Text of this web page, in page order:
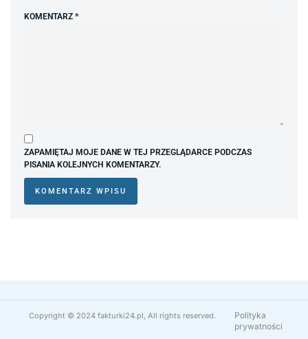
KOMENTARZ *
ZAPAMIĘTAJ MOJE DANE W TEJ PRZEGLĄDARCE PODCZAS
PISANIA KOLEJNYCH KOMENTARZY.
Copyright © 2024 fakturki24.pl, All rights reserved.
Polityka
prywatności